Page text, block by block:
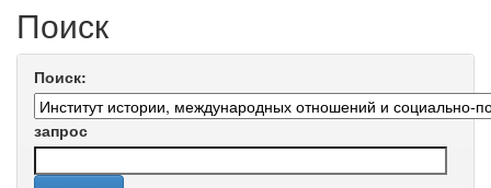
Поиск
Поиск:
запрос